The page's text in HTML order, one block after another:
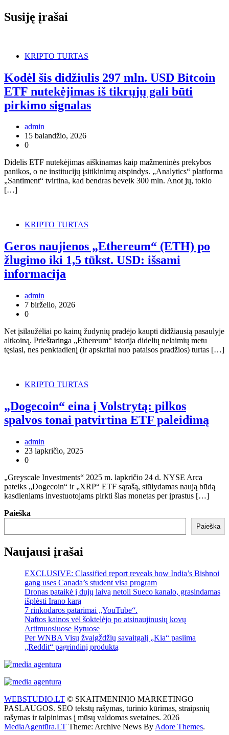
Susiję įrašai
KRIPTO TURTAS
Kodėl šis didžiulis 297 mln. USD Bitcoin
ETF nutekėjimas iš tikrųjų gali būti
pirkimo signalas
admin
15 balandžio, 2026
0
Didelis ETF nutekėjimas aiškinamas kaip mažmeninės prekybos
panikos, o ne institucijų įsitikinimų atspindys. „Analytics“ platforma
„Santiment“ tvirtina, kad bendras beveik 300 mln. Anot jų, tokio
[…]
KRIPTO TURTAS
Geros naujienos „Ethereum“ (ETH) po
žlugimo iki 1,5 tūkst. USD: išsami
informacija
admin
7 birželio, 2026
0
Net įsilaužėliai po kainų žudynių pradėjo kaupti didžiausią pasaulyje
altkoiną. Prieštaringa „Ethereum“ istorija didelių nelaimių metu
tęsiasi, nes penktadienį (ir apskritai nuo pataisos pradžios) turtas […]
KRIPTO TURTAS
„Dogecoin“ eina į Volstrytą: pilkos
spalvos tonai patvirtina ETF paleidimą
admin
23 lapkričio, 2025
0
„Greyscale Investments“ 2025 m. lapkričio 24 d. NYSE Arca
pateiks „Dogecoin“ ir „XRP“ ETF sąrašą, siūlydamas naują būdą
kasdieniams investuotojams pirkti šias monetas per įprastus […]
Paieška
Paieška
Naujausi įrašai
EXCLUSIVE: Classified report reveals how India’s Bishnoi
gang uses Canada’s student visa program
Dronas pataikė į dujų laivą netoli Sueco kanalo, grasindamas
išplėsti Irano karą
7 rinkodaros patarimai „YouTube“.
Naftos kainos vėl šoktelėjo po atsinaujinusių kovų
Artimuosiuose Rytuose
Per WNBA Visų žvaigždžių savaitgalį „Kia“ pasiima
„Reddit“ pagrindinį produktą
WEBSTUDIO.LT © SKAITMENINIO MARKETINGO
PASLAUGOS. SEO tekstų rašymas, turinio kūrimas, straipsnių
rašymas ir talpinimas į mūsų valdomas svetaines. 2026
MediaAgentūra.LT Theme: Archive News By Adore Themes.